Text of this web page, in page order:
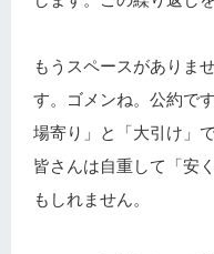
もうスペースがありま
す。ゴメンね。公約で
場寄り」と「大引け」
皆さんは自重して「安
もしれません。